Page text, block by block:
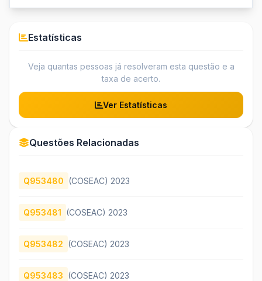
Estatísticas
Veja quantas pessoas já resolveram esta questão e a
taxa de acerto.
Ver Estatísticas
Questões Relacionadas
Q953480 (COSEAC) 2023
Q953481 (COSEAC) 2023
Q953482 (COSEAC) 2023
Q953483 (COSEAC) 2023